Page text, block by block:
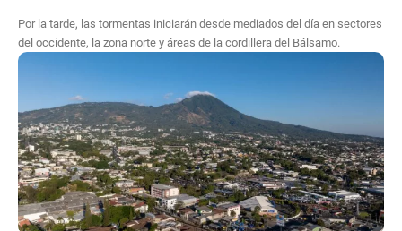
Por la tarde, las tormentas iniciarán desde mediados del día en sectores
del occidente, la zona norte y áreas de la cordillera del Bálsamo.